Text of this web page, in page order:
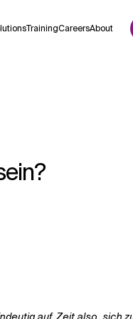
TrainingCareersAbout